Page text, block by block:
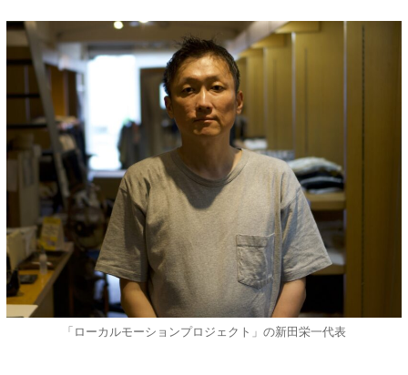
「ローカルモーションプロジェクト」の新田栄一代表